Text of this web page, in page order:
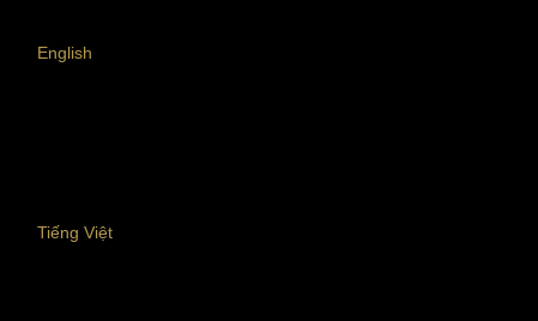
English
Tiếng Việt